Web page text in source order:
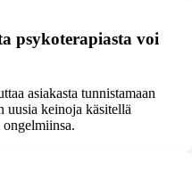
psykoterapiasta voi
asiakasta tunnistamaan
uusia keinoja käsitellä